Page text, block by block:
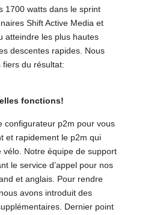
1700 watts dans le sprint
Shift Active Media et
atteindre les plus hautes
descentes rapides. Nous
du résultat:
fonctions!
configurateur p2m pour vous
et rapidement le p2m qui
vélo. Notre équipe de support
le service d’appel pour nos
et anglais. Pour rendre
avons introduit des
Dernier point